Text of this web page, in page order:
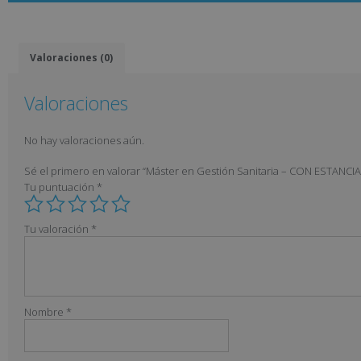
Valoraciones (0)
Valoraciones
No hay valoraciones aún.
Sé el primero en valorar “Máster en Gestión Sanitaria – CON
Tu puntuación *
Tu valoración *
Nombre *